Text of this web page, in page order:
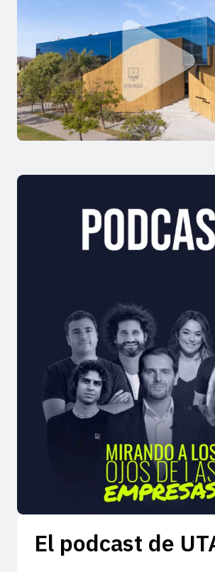
El podcast de